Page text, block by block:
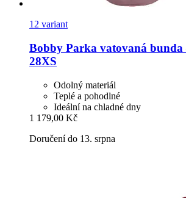
12 variant
Bobby Parka vatovaná bunda
28XS
Odolný materiál
Teplé a pohodlné
Ideální na chladné dny
1 179,00 Kč
Doručení do 13. srpna